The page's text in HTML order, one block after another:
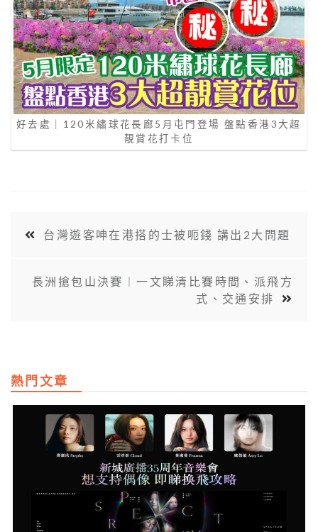
好去處｜120米繡球花長廊5月屯門登場 盤點香港3大超
靚賞花打卡位
台灣遊客呻在港搭的士被呃錢 講出2大問題
長洲搶包山決賽︱一文睇清比賽時間、派飛方
式、交通安排
熱門文章